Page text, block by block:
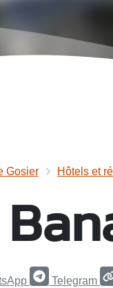
Gosier Hôtels et
Telegram